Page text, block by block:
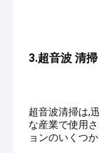
超音波キャ
産業超音波
3.超音波 清
超音波清掃は,
な産業で使用
ョンのいくつ
実験用超音波洗浄
当社は無料の技術
ービスを提供し、
築を支援します。